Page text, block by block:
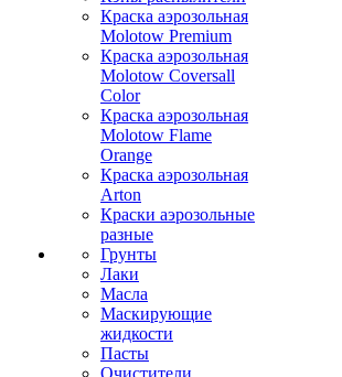
Краска аэрозольная
Molotow Premium
Краска аэрозольная
Molotow Coversall
Color
Краска аэрозольная
Molotow Flame
Orange
Краска аэрозольная
Arton
Краски аэрозольные
разные
Грунты
Лаки
Масла
Маскирующие
жидкости
Пасты
Очистители